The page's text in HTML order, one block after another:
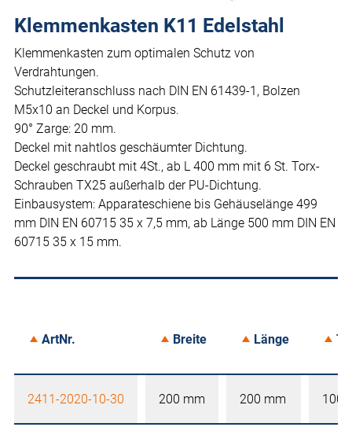
Klemmenkasten K11 Edelstahl
Klemmenkasten zum optimalen Schutz von
Verdrahtungen.
Schutzleiteranschluss nach DIN EN 61439-1, Bolzen
M5x10 an Deckel und Korpus.
90° Zarge: 20 mm.
Deckel mit nahtlos geschäumter Dichtung.
Deckel geschraubt mit 4St., ab L 400 mm mit 6 St. Torx-
Schrauben TX25 außerhalb der PU-Dichtung.
Einbausystem: Apparateschiene bis Gehäuselänge 499
mm DIN EN 60715 35 x 7,5 mm, ab Länge 500 mm DIN EN
60715 35 x 15 mm.
ArtNr. Breite Länge
2411-2020-10-30 200 mm 200 mm 100